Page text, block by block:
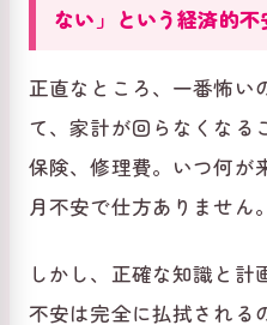
ない」という経済的不
正直なところ、一番怖い
て、家計が回らなくなる
保険、修理費。いつ何が
月不安で仕方ありません。
しかし、正確な知識と計
不安は完全に払拭される